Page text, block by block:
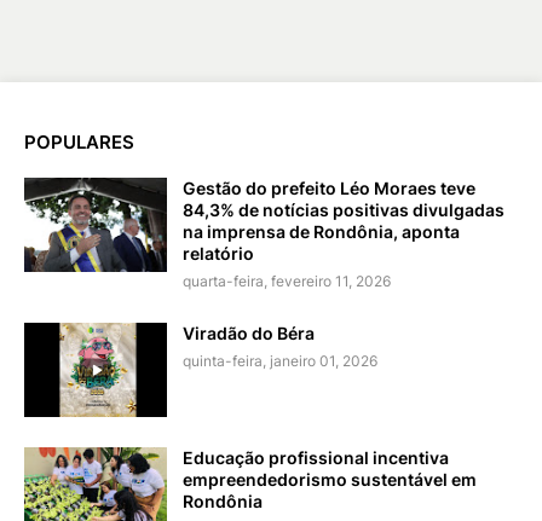
POPULARES
Gestão do prefeito Léo Moraes teve
84,3% de notícias positivas divulgadas
na imprensa de Rondônia, aponta
relatório
quarta-feira, fevereiro 11, 2026
Viradão do Béra
quinta-feira, janeiro 01, 2026
Educação profissional incentiva
empreendedorismo sustentável em
Rondônia